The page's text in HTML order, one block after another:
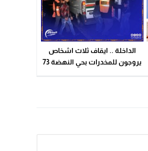
الداخلة .. ايقاف ثلاث اشخاص
يروجون للمخدرات بحي النهضة 73